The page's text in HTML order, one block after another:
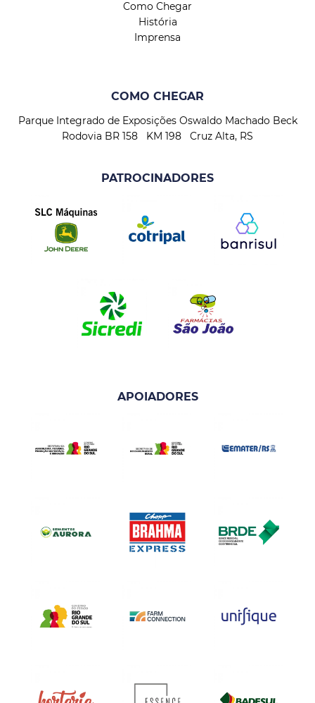
Como Chegar
História
Imprensa
COMO CHEGAR
Parque Integrado de Exposições Oswaldo Machado Beck
Rodovia BR 158 KM 198 Cruz Alta, RS
PATROCINADORES
APOIADORES